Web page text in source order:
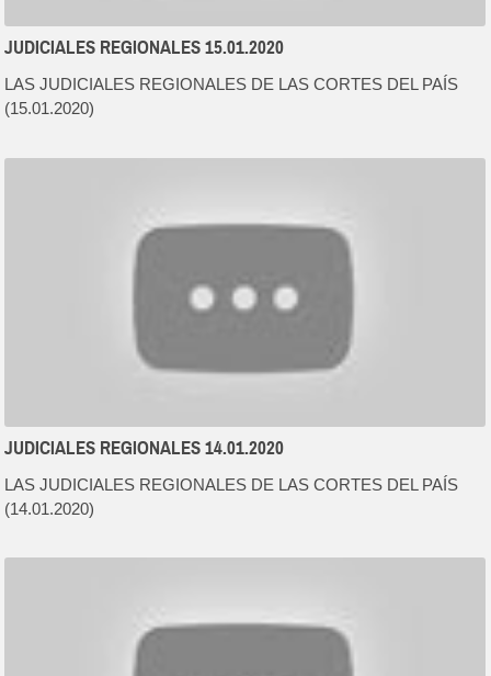
JUDICIALES REGIONALES 15.01.2020
LAS JUDICIALES REGIONALES DE LAS CORTES DEL PAÍS
(15.01.2020)
JUDICIALES REGIONALES 14.01.2020
LAS JUDICIALES REGIONALES DE LAS CORTES DEL PAÍS
(14.01.2020)